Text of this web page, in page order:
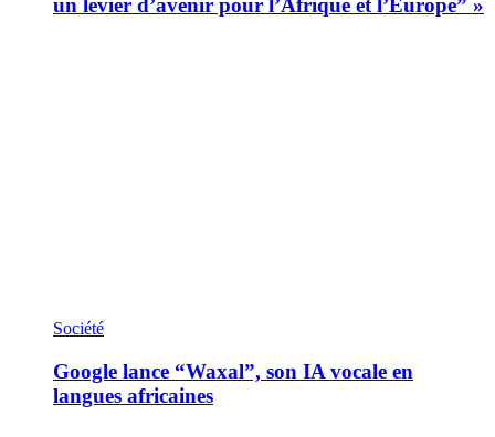
un levier d’avenir pour l’Afrique et l’Europe” »
Société
Google lance “Waxal”, son IA vocale en
langues africaines